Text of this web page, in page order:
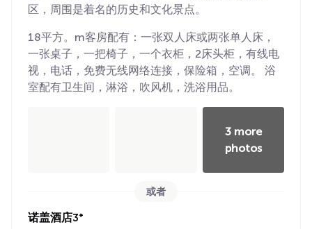
区，周围是着名的历史和文化景点。
18平方。m客房配有：一张双人床或两张单人床，
一张桌子，一把椅子，一个衣柜，2床头柜，有线电
视，电话，免费无线网络连接，保险箱，空调。 浴
室配有卫生间，淋浴，吹风机，洗浴用品。
3 more
photos
或者
诺盖酒店3*